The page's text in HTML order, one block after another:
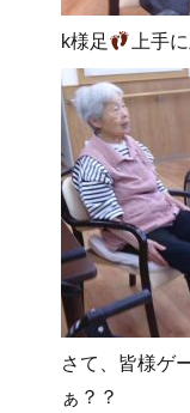
k様足 上手
さて、皆様ゲ
ぁ？？